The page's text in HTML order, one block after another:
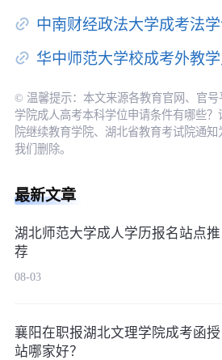
中南财经政法大学成考法
华中师范大学校成考外教
© 温馨提示：本文来源各教育官网、官
学院成人高考本科学位申请条件有哪些
院继续教育学院、湖北省教育考试院通
我们删除。
最新文章
湖北师范大学成人学历报名站点推
荐
08-03
襄阳在职报湖北文理学院成考函授
站哪家好？